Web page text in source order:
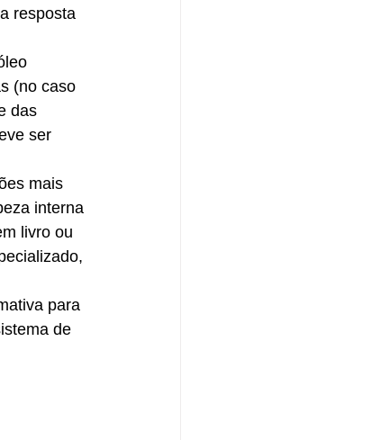
resposta
(no caso
das
ser
mais
interna
livro ou
para
de